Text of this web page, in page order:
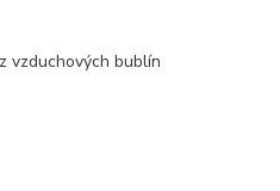
vzduchových bublín